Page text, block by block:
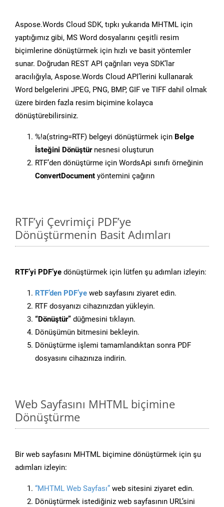
Aspose.Words Cloud SDK, tıpkı yukarıda MHTML için
yaptığımız gibi, MS Word dosyalarını çeşitli resim
biçimlerine dönüştürmek için hızlı ve basit yöntemler
sunar. Doğrudan REST API çağrıları veya SDK’lar
aracılığıyla, Aspose.Words Cloud API’lerini kullanarak
Word belgelerini JPEG, PNG, BMP, GIF ve TIFF dahil olmak
üzere birden fazla resim biçimine kolayca
dönüştürebilirsiniz.
%!a(string=RTF) belgeyi dönüştürmek için Belge
İsteğini Dönüştürnesnesi oluşturun
RTF’den dönüştürme için WordsApi sınıfı örneğinin
ConvertDocument yöntemini çağırın
RTF’yi Çevrimiçi PDF’ye
Dönüştürmenin Basit Adımları
RTF’yi PDF’ye dönüştürmek için lütfen şu adımları izleyin:
RTF’den PDF’ye web sayfasını ziyaret edin.
RTF dosyanızı cihazınızdan yükleyin.
“Dönüştür” düğmesini tıklayın.
Dönüşümün bitmesini bekleyin.
Dönüştürme işlemi tamamlandıktan sonra PDF
dosyasını cihazınıza indirin.
Web Sayfasını MHTML biçimine
Dönüştürme
Bir web sayfasını MHTML biçimine dönüştürmek için şu
adımları izleyin:
“MHTML Web Sayfası” web sitesini ziyaret edin.
Dönüştürmek istediğiniz web sayfasının URL’sini